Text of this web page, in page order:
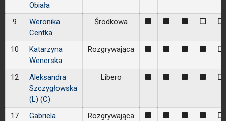
Obiała
9
Weronika
Centka
Środkowa 0 0
10
Katarzyna
Wenerska
Rozgrywająca 0
12
Aleksandra
Szczygłowska
(L) (C)
Libero 0
17
Gabriela
Rozgrywająca 0